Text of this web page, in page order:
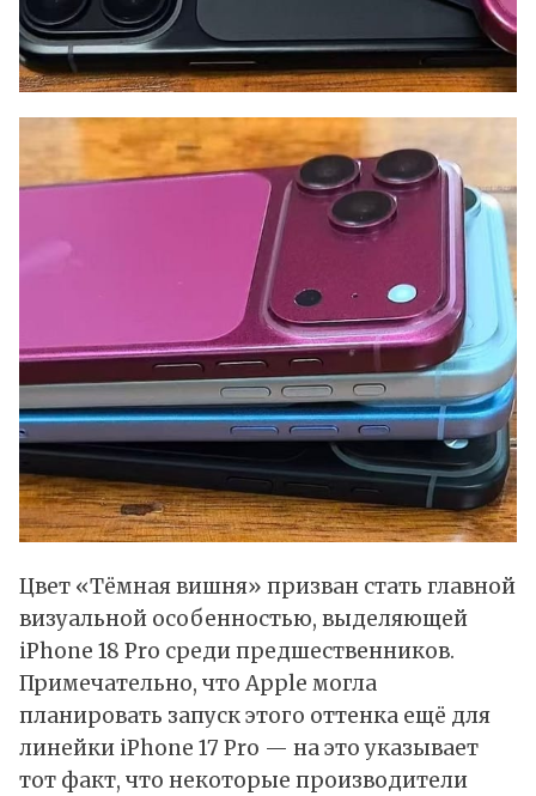
Цвет «Тёмная вишня» призван стать главной
визуальной особенностью, выделяющей
iPhone 18 Pro среди предшественников.
Примечательно, что Apple могла
планировать запуск этого оттенка ещё для
линейки iPhone 17 Pro — на это указывает
тот факт, что некоторые производители